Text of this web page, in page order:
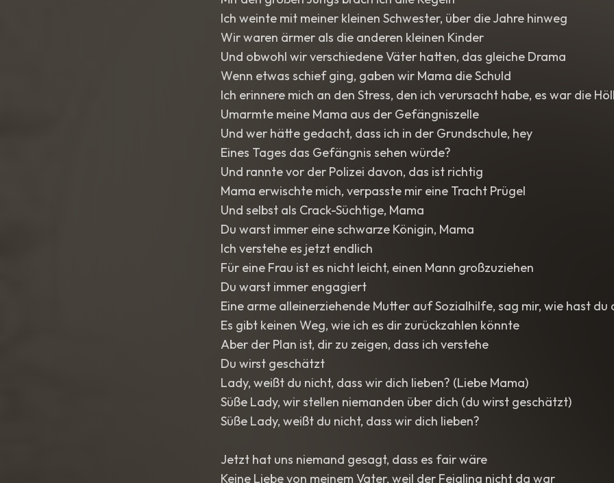
Ich weinte mit meiner kleinen Schwester, über die Jahre hinweg
Wir waren ärmer als die anderen kleinen Kinder
Und obwohl wir verschiedene Väter hatten, das gleiche Drama
Wenn etwas schief ging, gaben wir Mama die Schuld
Ich erinnere mich an den Stress, den ich verursacht habe, es war die
Umarmte meine Mama aus der Gefängniszelle
Und wer hätte gedacht, dass ich in der Grundschule, hey
Eines Tages das Gefängnis sehen würde?
Und rannte vor der Polizei davon, das ist richtig
Mama erwischte mich, verpasste mir eine Tracht Prügel
Und selbst als Crack-Süchtige, Mama
Du warst immer eine schwarze Königin, Mama
Ich verstehe es jetzt endlich
Für eine Frau ist es nicht leicht, einen Mann großzuziehen
Du warst immer engagiert
Eine arme alleinerziehende Mutter auf Sozialhilfe, sag mir, wie hast du
Es gibt keinen Weg, wie ich es dir zurückzahlen könnte
Aber der Plan ist, dir zu zeigen, dass ich verstehe
Du wirst geschätzt
Lady, weißt du nicht, dass wir dich lieben? (Liebe Mama)
Süße Lady, wir stellen niemanden über dich (du wirst geschätzt)
Süße Lady, weißt du nicht, dass wir dich lieben?
Jetzt hat uns niemand gesagt, dass es fair wäre
Keine Liebe von meinem Vater, weil der Feigling nicht da war